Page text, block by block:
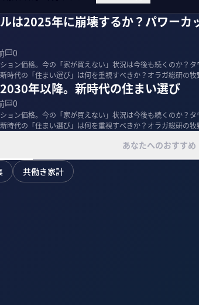
は2025年に崩壊するか？パワーカ
0
ョン価格。今の「家が買えない」状況は今後も続くのか？
時代の「住まい選び」は何を重視すべきか？オラガ総研の牧
年以降。新時代の住まい選び
0
ョン価格。今の「家が買えない」状況は今後も続くのか？
時代の「住まい選び」は何を重視すべきか？オラガ総研の牧
あなたへのおすすめ
共働き家計